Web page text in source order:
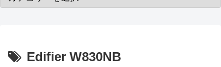
Edifier W830NB